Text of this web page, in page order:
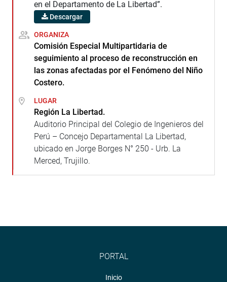
en el Departamento de La Libertad”.
Descargar
ORGANIZA
Comisión Especial Multipartidaria de
seguimiento al proceso de reconstrucción en
las zonas afectadas por el Fenómeno del Niño
Costero.
LUGAR
Región La Libertad.
Auditorio Principal del Colegio de Ingenieros del
Perú – Concejo Departamental La Libertad,
ubicado en Jorge Borges N° 250 - Urb. La
Merced, Trujillo.
PORTAL
Inicio